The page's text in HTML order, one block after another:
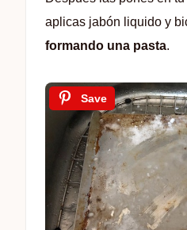
aplicas jabón liquido y
formando una pasta.
Save